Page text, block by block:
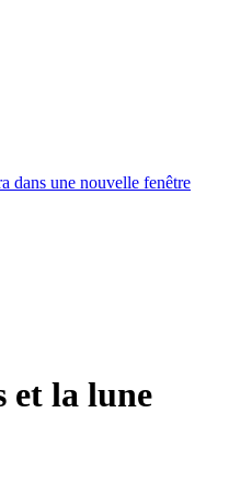
dans une nouvelle fenêtre
et la lune